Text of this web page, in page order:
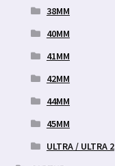
38MM
40MM
41MM
42MM
44MM
45MM
ULTRA / ULTRA 2